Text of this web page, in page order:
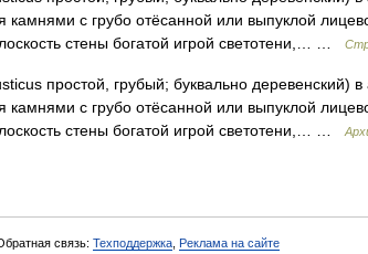
камнями с грубо отёсанной или выпуклой
стены богатой игрой светотени,… …
простой, грубый; буквально деревенский)
камнями с грубо отёсанной или выпуклой
стены богатой игрой светотени,… …
связь: Техподдержка Реклама на сайте